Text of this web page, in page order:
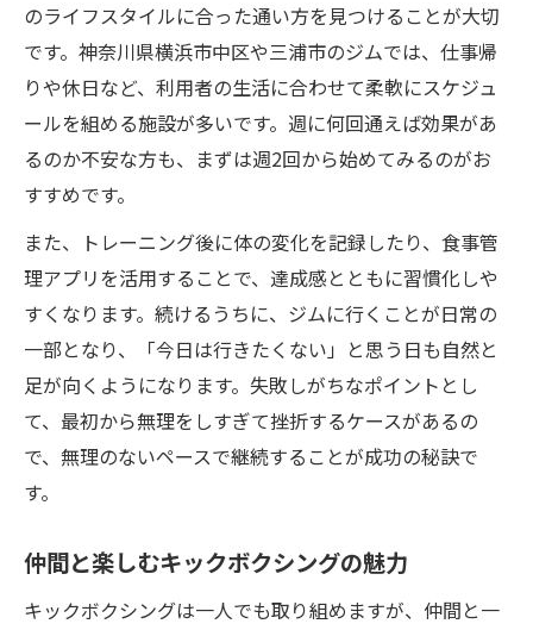
のライフスタイルに合った通い方を見つけることが大切
です。神奈川県横浜市中区や三浦市のジムでは、仕事帰
りや休日など、利用者の生活に合わせて柔軟にスケジュ
ールを組める施設が多いです。週に何回通えば効果があ
るのか不安な方も、まずは週2回から始めてみるのがお
すすめです。
また、トレーニング後に体の変化を記録したり、食事管
理アプリを活用することで、達成感とともに習慣化しや
すくなります。続けるうちに、ジムに行くことが日常の
一部となり、「今日は行きたくない」と思う日も自然と
足が向くようになります。失敗しがちなポイントとし
て、最初から無理をしすぎて挫折するケースがあるの
で、無理のないペースで継続することが成功の秘訣で
す。
仲間と楽しむキックボクシングの魅力
キックボクシングは一人でも取り組めますが、仲間と一